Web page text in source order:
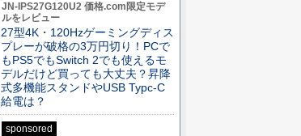
JN-IPS27G120U2 価格.com限定モデ
ルをレビュー
27型4K・120Hzゲーミングディス
プレーが破格の3万円切り！PCで
もPS5でもSwitch 2でも使えるモ
デルだけど買っても大丈夫？昇降
式多機能スタンドやUSB Typc-C
給電は？
sponsored